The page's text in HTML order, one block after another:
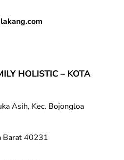
HOLISTIC – KOTA
Asih, Kec. Bojongloa
Barat 40231